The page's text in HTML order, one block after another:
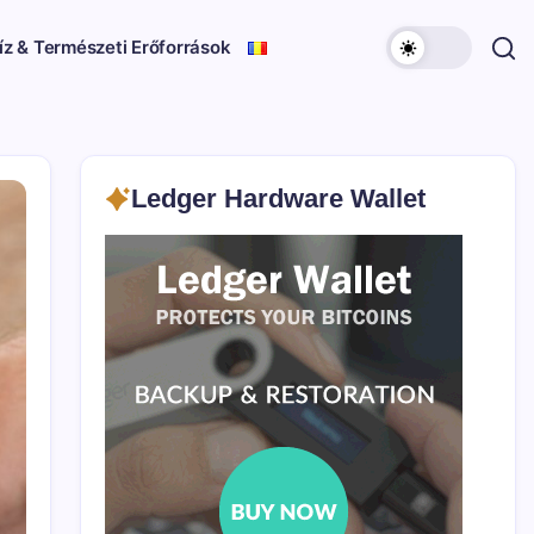
& Természeti Erőforrások
Ledger Hardware Wallet